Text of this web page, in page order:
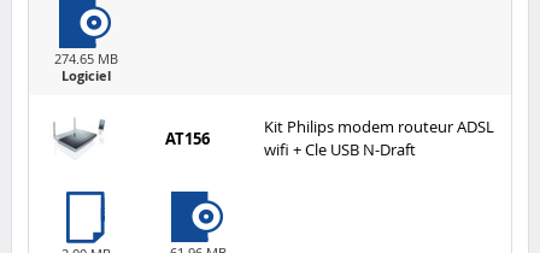
274.65 MB
Logiciel
AT156
Kit Philips modem routeur ADSL
wifi + Cle USB N-Draft